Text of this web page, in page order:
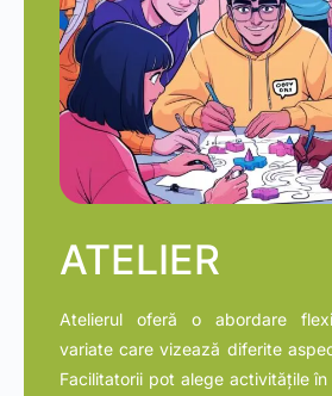
ATELIER
Atelierul oferă o abordare
variate care vizează diferite
Facilitatorii pot alege activitățile